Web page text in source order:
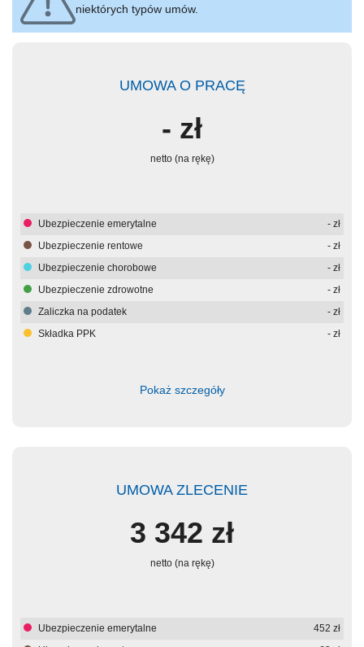
niektórych typów umów.
UMOWA O PRACĘ
- zł
netto (na rękę)
Ubezpieczenie emerytalne - zł
Ubezpieczenie rentowe
- zł
Ubezpieczenie chorobowe
- zł
Ubezpieczenie zdrowotne
- zł
Zaliczka na podatek
- zł
Składka PPK
- zł
Pokaż szczegóły
UMOWA ZLECENIE
3 342 zł
netto (na rękę)
Ubezpieczenie emerytalne 452 zł